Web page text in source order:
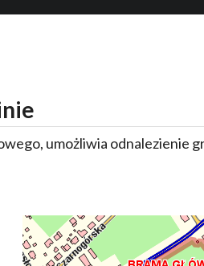
umożliwia odnalezienie